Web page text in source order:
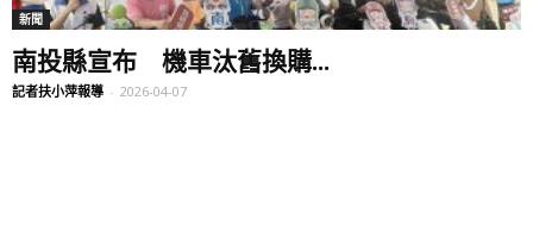
新聞
南投縣宣布 機車汰舊換購...
記者扶小萍報導 - 2026-04-07